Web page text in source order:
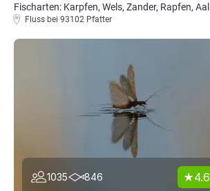
Fischarten: Karpfen, Wels, Zander, Rapfen, Aal
Fluss bei 93102 Pfatter
1035 846 4.6